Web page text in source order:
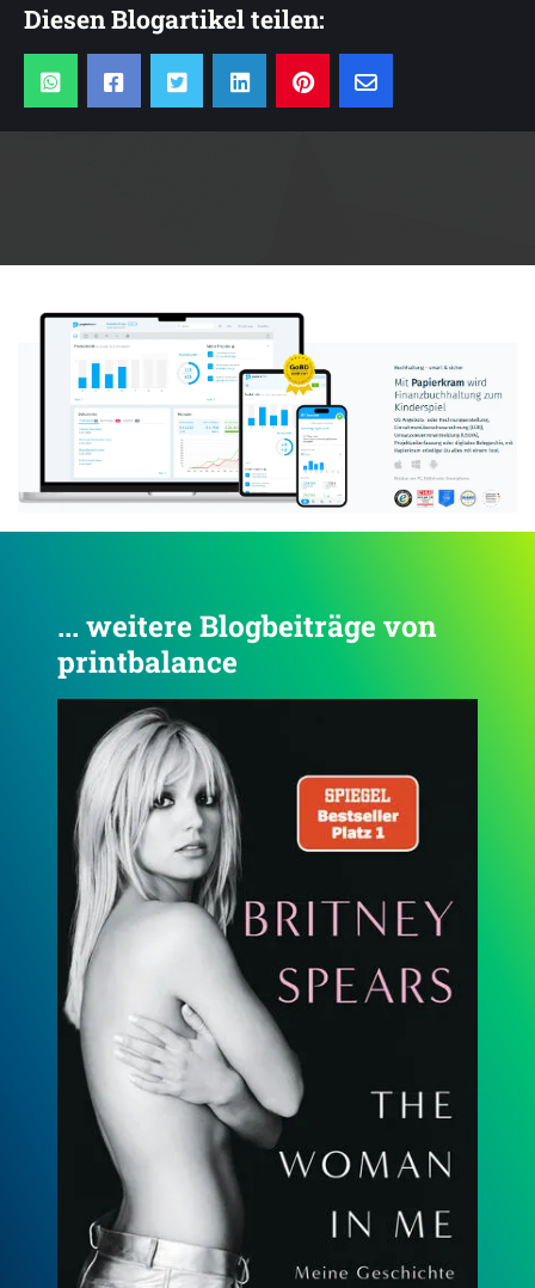
Diesen Blogartikel teilen:
... weitere Blogbeiträge von
printbalance